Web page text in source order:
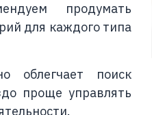
продумать
для каждого типа
облегчает поиск
проще управлять